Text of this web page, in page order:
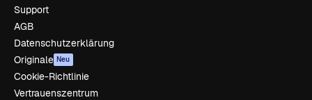
Support
AGB
Datenschutzerklärung
Originale Neu
Cookie-Richtlinie
Vertrauenszentrum